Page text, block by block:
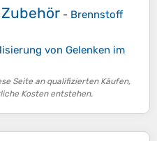
- Brennstoff
von Gelenken im
Seite an qualifizierten Käufen,
Kosten entstehen.